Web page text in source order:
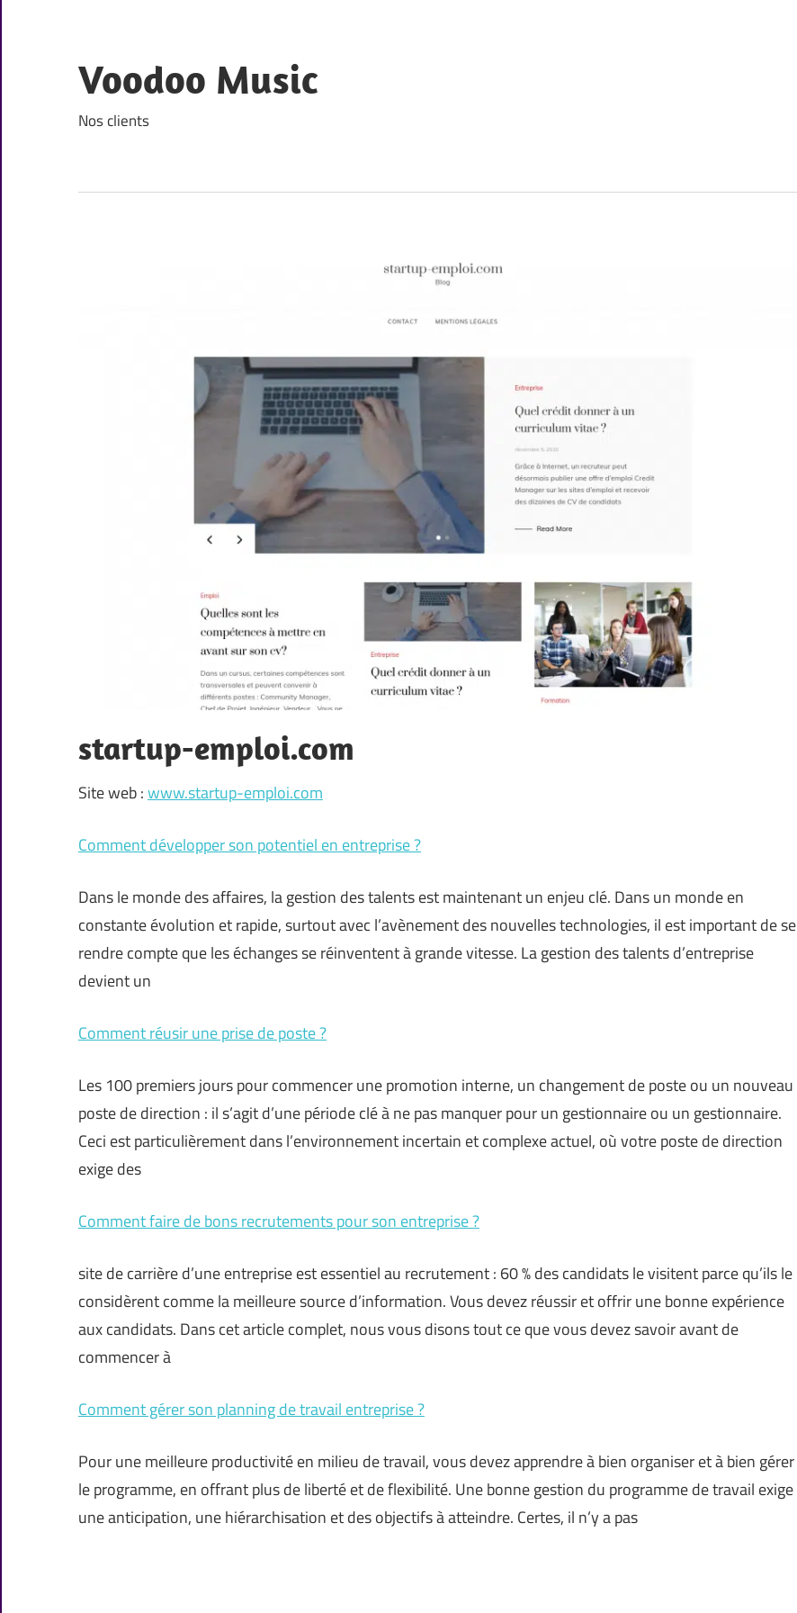
content
Voodoo Music
Nos clients
startup-emploi.com
Site web :www.startup-emploi.com
Comment développer son potentiel en entreprise ?
Dans le monde des affaires, la gestion des talents est maintenant un enjeu clé. Dans un monde en
constante évolution et rapide, surtout avec l’avènement des nouvelles technologies, il est important de se
rendre compte que les échanges se réinventent à grande vitesse. La gestion des talents d’entreprise
devient un
Comment réusir une prise de poste ?
Les 100 premiers jours pour commencer une promotion interne, un changement de poste ou un nouveau
poste de direction : il s’agit d’une période clé à ne pas manquer pour un gestionnaire ou un gestionnaire.
Ceci est particulièrement dans l’environnement incertain et complexe actuel, où votre poste de direction
exige des
Comment faire de bons recrutements pour son entreprise ?
site de carrière d’une entreprise est essentiel au recrutement : 60 % des candidats le visitent parce qu’ils le
considèrent comme la meilleure source d’information. Vous devez réussir et offrir une bonne expérience
aux candidats. Dans cet article complet, nous vous disons tout ce que vous devez savoir avant de
commencer à
Comment gérer son planning de travail entreprise ?
Pour une meilleure productivité en milieu de travail, vous devez apprendre à bien organiser et à bien gérer
le programme, en offrant plus de liberté et de flexibilité. Une bonne gestion du programme de travail exige
une anticipation, une hiérarchisation et des objectifs à atteindre. Certes, il n’y a pas